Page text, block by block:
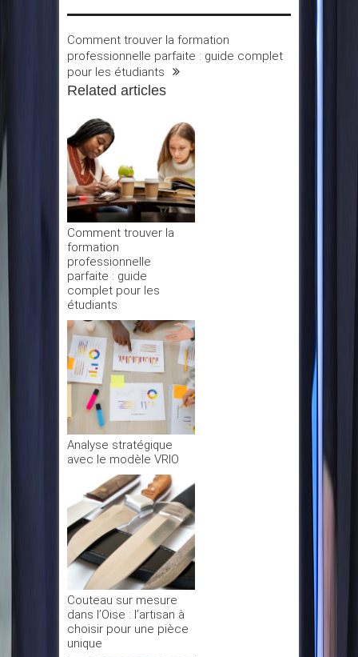
Comment trouver la formation
professionnelle parfaite : guide complet
pour les étudiants
Related articles
Comment trouver la
formation
professionnelle
parfaite : guide
complet pour les
étudiants
Analyse stratégique
avec le modèle VRIO
Couteau sur mesure
dans l’Oise : l’artisan à
choisir pour une pièce
unique